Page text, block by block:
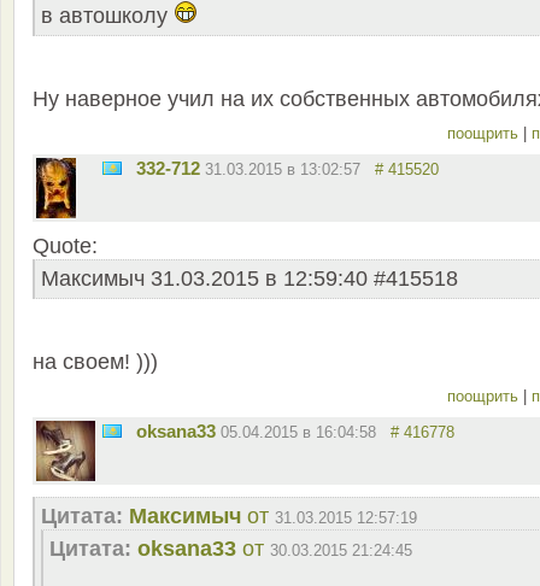
в автошколу
Ну наверное учил на их собственных
поощрить
332-712 31.03.2015 в 13:02:57 # 415520
Quote:
Максимыч 31.03.2015 в 12:59:40 #415518
на своем! )))
поощрить
oksana33 05.04.2015 в 16:04:58 # 416778
Цитата: Максимыч от 31.03.2015 12:57:19
Цитата: oksana33 от 30.03.2015 21:24:45